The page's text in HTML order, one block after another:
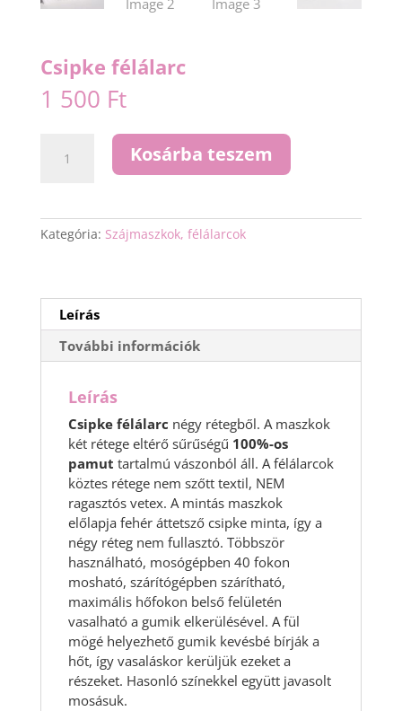
Csipke félálarc
1 500 Ft
félálarc
Kosárba teszem
Kategória: Szájmaszkok, félálarcok
Leírás
További információk
Leírás
Csipke félálarc négy rétegből. A maszkok
két rétege eltérő sűrűségű 100%-os
pamut tartalmú vászonból áll. A félálarcok
köztes rétege nem szőtt textil, NEM
ragasztós vetex. A mintás maszkok
előlapja fehér áttetsző csipke minta, így a
négy réteg nem fullasztó. Többször
használható, mosógépben 40 fokon
mosható, szárítógépben szárítható,
maximális hőfokon belső felületén
vasalható a gumik elkerülésével. A fül
mögé helyezhető gumik kevésbé bírják a
hőt, így vasaláskor kerüljük ezeket a
részeket. Hasonló színekkel együtt javasolt
mosásuk.